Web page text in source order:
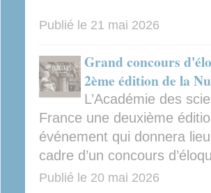
Publié le 21 mai 2026
Grand concours
2ème édition de la
L’Académie des
France une deuxième
événement qui donnera
cadre d’un concours
Publié le 20 mai 2026